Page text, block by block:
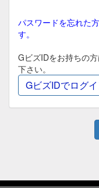
パスワードを忘れた
す。
GビズIDをお持ちの
下さい。